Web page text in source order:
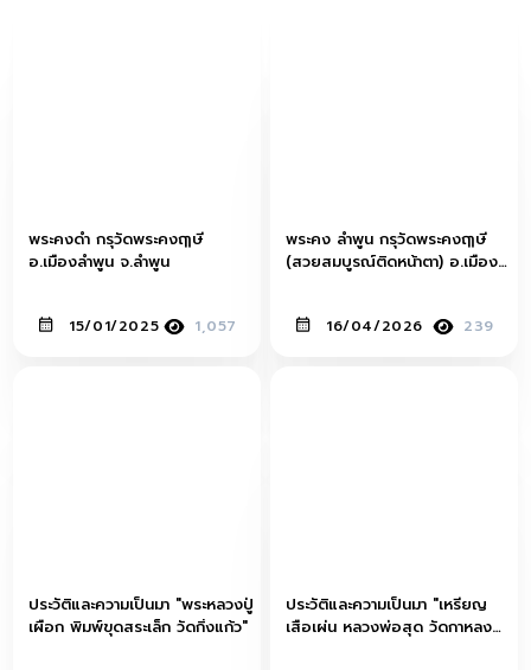
พระคงดำ กรุวัดพระคงฤๅษี
อ.เมืองลำพูน จ.ลำพูน
15/01/2025 1,057
พระคง ลำพูน กรุวัดพระคงฤๅษี
(สวยสมบูรณ์ติดหน้าตา) อ.เมือง
16/04/2026 239
ประวัติและความเป็นมา "พระหลวงปู่
เผือก พิมพ์ขุดสระเล็ก วัดกิ่งแก้ว"
ประวัติและความเป็นมา "เหรียญ
เสือเผ่น หลวงพ่อสุด วัดกาหลง